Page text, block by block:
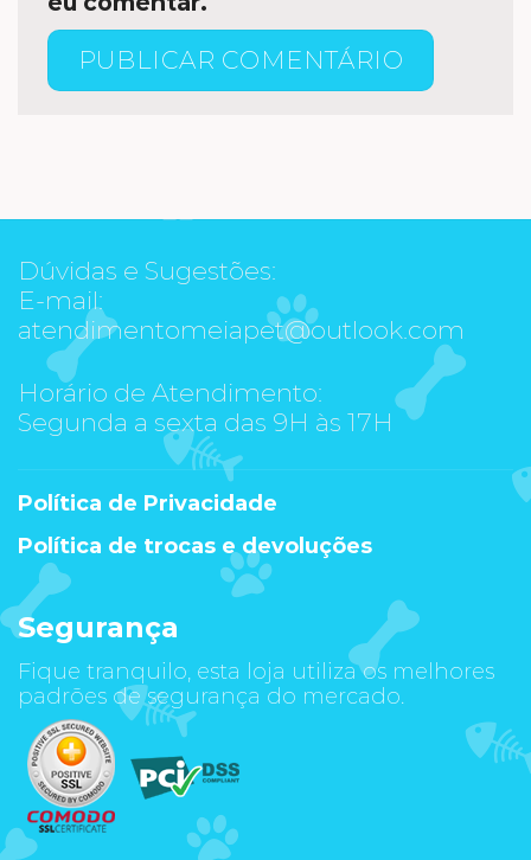
Dúvidas e Sugestões:
E-mail:
atendimentomeiapet@outlook.com
Horário de Atendimento:
Segunda a sexta das 9H às 17H
Política de Privacidade
Política de trocas e devoluções
Segurança
Fique tranquilo, esta loja utiliza os melhores
padrões de segurança do mercado.